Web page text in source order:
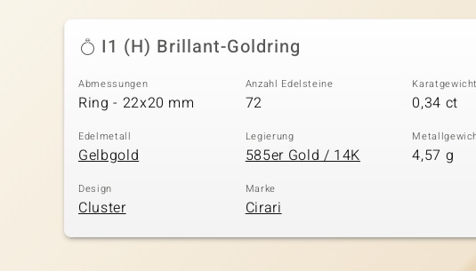
I1 (H) Brillant-Goldring
Abmessungen
Ring - 22x20 mm
Anzahl Edelsteine
72 0,34 ct
Edelmetall
Gelbgold
Legierung
585er Gold / 14K 4,57 g
Design
Cluster
Marke
Cirari